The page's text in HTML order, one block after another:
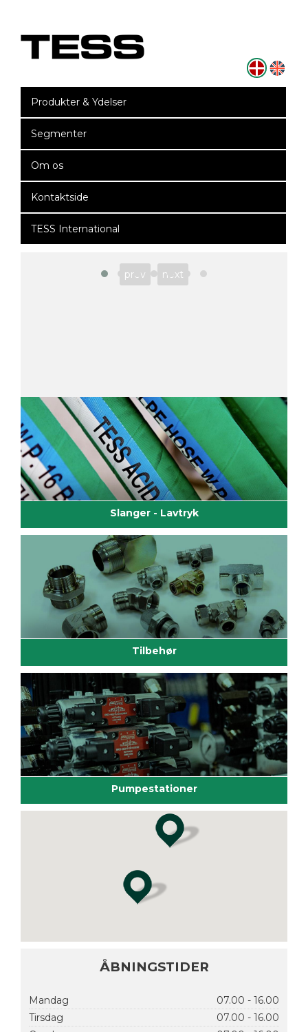
Produkter & Ydelser
Segmenter
Om os
Kontaktside
TESS International
prev next
Slanger - Lavtryk
Tilbehør
Pumpestationer
ÅBNINGSTIDER
Mandag
07.00 - 16.00
Tirsdag
07.00 - 16.00